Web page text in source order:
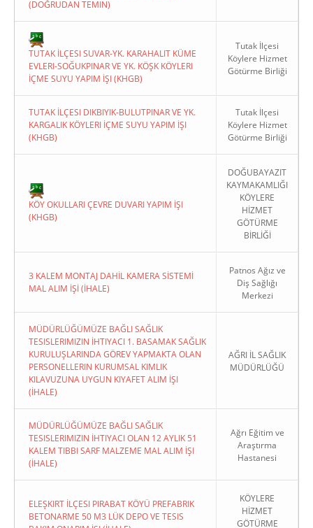
(DOĞRUDAN TEMIN)
TUTAK İLÇESI SUVAR-YK. KARAHALIT KÜME
EVLERI-SOĞUKPINAR VE YK. KÖŞK KÖYLERI
İÇME SUYU YAPIM İŞI (KHGB)
Tutak İlçesi
Köylere Hizmet
Götürme Birliği
TUTAK İLÇESI DIKBIYIK-BULUTPINAR VE YK.
KARGALIK KÖYLERI İÇME SUYU YAPIM İŞI
(KHGB)
Tutak İlçesi
Köylere Hizmet
Götürme Birliği
KÖY OKULLARI ÇEVRE DUVARI YAPIM İŞI
(KHGB)
DOĞUBAYAZIT
KAYMAKAMLIĞI
KÖYLERE
HİZMET
GÖTÜRME
BİRLİĞİ
3 KALEM MONTAJ DAHİL KAMERA SİSTEMİ
MAL ALIM İŞİ (İHALE)
Patnos Ağız ve
Diş Sağlığı
Merkezi
MÜDÜRLÜĞÜMÜZE BAĞLI SAĞLIK
TESISLERIMIZIN İHTIYACI 1. BASAMAK SAĞLIK
KURULUŞLARINDA GÖREV YAPMAKTA OLAN
PERSONELLERIN KURUMSAL KIMLIK
KILAVUZUNA UYGUN KIYAFET ALIM İŞI
(İHALE)
AĞRI İL SAĞLIK
MÜDÜRLÜĞÜ
MÜDÜRLÜĞÜMÜZE BAĞLI SAĞLIK
TESISLERIMIZIN İHTIYACI OLAN 12 AYLIK 51
KALEM TIBBI SARF MALZEME MAL ALIM İŞI
(İHALE)
Ağrı Eğitim ve
Araştırma
Hastanesi
ELEŞKIRT İLÇESI PIRABAT KÖYÜ PREFABRIK
BETONARME 50 M3 LÜK DEPO VE TESIS
KÖYLERE
HİZMET
GÖTÜRME